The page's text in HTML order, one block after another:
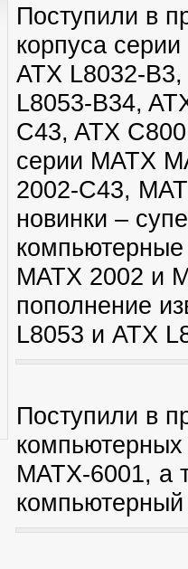
Поступили в
корпуса
ATX L8032-
L8053-B34,
C43, ATX
серии MATX
2002-C43,
новинки –
MATX 2002 и
пополнение
L8053 и ATX
Поступили в
компьютерных
MATX-6001, а
компьютерный